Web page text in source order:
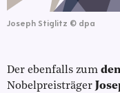
Joseph Stiglitz © dpa
Der ebenfalls zum
Nobelpreisträger